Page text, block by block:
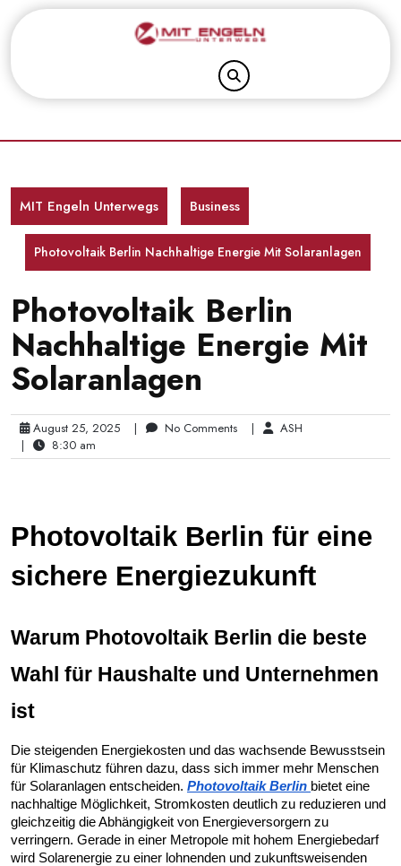
MIT Engeln Unterwegs Business
Photovoltaik Berlin Nachhaltige Energie Mit Solaranlagen
Photovoltaik Berlin
Nachhaltige Energie Mit
Solaranlagen
August 25, 2025 | No Comments |
ASH
|
8:30 am
Photovoltaik Berlin für eine
sichere Energiezukunft
Warum Photovoltaik Berlin die beste
Wahl für Haushalte und Unternehmen
ist
Die steigenden Energiekosten und das wachsende Bewusstsein
für Klimaschutz führen dazu, dass sich immer mehr Menschen
für Solaranlagen entscheiden. Photovoltaik Berlin bietet eine
nachhaltige Möglichkeit, Stromkosten deutlich zu reduzieren und
gleichzeitig die Abhängigkeit von Energieversorgern zu
verringern. Gerade in einer Metropole mit hohem Energiebedarf
wird Solarenergie zu einer lohnenden und zukunftsweisenden